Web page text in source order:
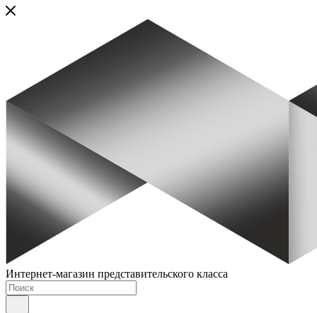
Интернет-магазин представительского класса